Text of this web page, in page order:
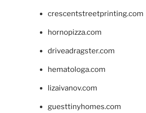
crescentstreetprinting.com
hornopizza.com
driveadragster.com
hematologa.com
lizaivanov.com
guesttinyhomes.com